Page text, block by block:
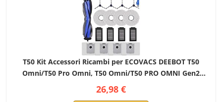
T50 Kit Accessori Ricambi per ECOVACS DEEBOT T50
Omni/T50 Pro Omni, T50 Omni/T50 PRO OMNI Gen2
Robot Aspirapolvere, 1 Spazzola Principale, 4 Filtri, 4
Spazzole Laterali, 4 Panni Mop, 4 Sacchetti
26,98 €